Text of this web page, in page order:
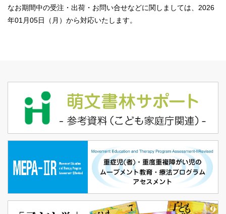
なお期間中の受注・出荷・お問い合せなどに関しましては、2026
年01月05日（月）から対応いたします。